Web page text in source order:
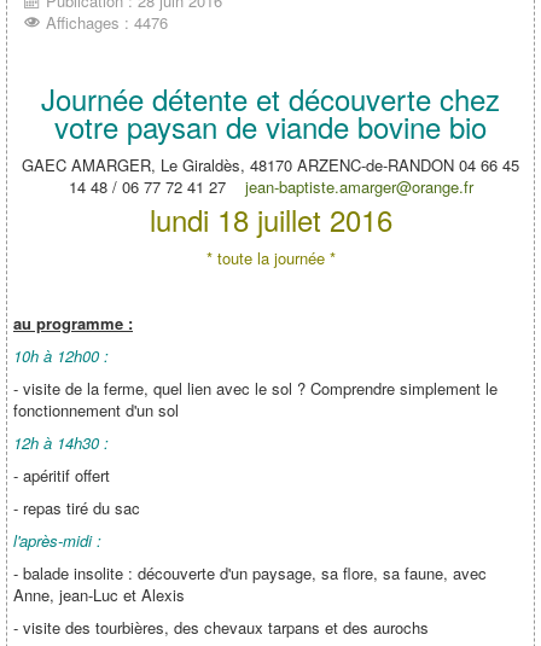
Affichages : 4476
Journée détente et découverte chez
votre paysan de viande bovine bio
GAEC AMARGER, Le Giraldès, 48170 ARZENC-de-RANDON 04 66 45
14 48 / 06 77 72 41 27 jean-baptiste.amarger@orange.fr
lundi 18 juillet 2016
* toute la journée *
au programme :
10h à 12h00 :
- visite de la ferme, quel lien avec le sol ? Comprendre simplement le
fonctionnement d'un sol
12h à 14h30 :
- apéritif offert
- repas tiré du sac
l'après-midi :
- balade insolite : découverte d'un paysage, sa flore, sa faune, avec
Anne, jean-Luc et Alexis
- visite des tourbières, des chevaux tarpans et des aurochs